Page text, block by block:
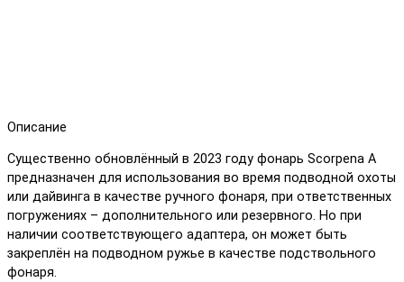
Описание
Существенно обновлённый в 2023 году фонарь Scorpena A
предназначен для использования во время подводной охоты
или дайвинга в качестве ручного фонаря, при ответственных
погружениях – дополнительного или резервного. Но при
наличии соответствующего адаптера, он может быть
закреплён на подводном ружье в качестве подствольного
фонаря.